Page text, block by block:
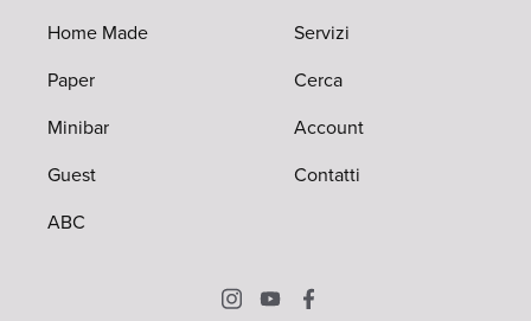
Home Made
Paper
Minibar
Guest
ABC
Servizi
Cerca
Account
Contatti